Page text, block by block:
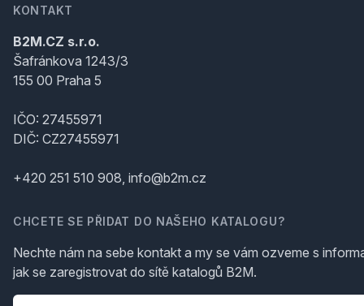
KONTAKT
B2M.CZ s.r.o.
Šafránkova 1243/3
155 00 Praha 5
IČO: 27455971
DIČ: CZ27455971
+420 251 510 908, info@b2m.cz
CHCETE SE PŘIDAT DO NAŠEHO KATALOGU?
Nechte nám na sebe kontakt a my se vám ozveme s
jak se zaregistrovat do sítě katalogů B2M.